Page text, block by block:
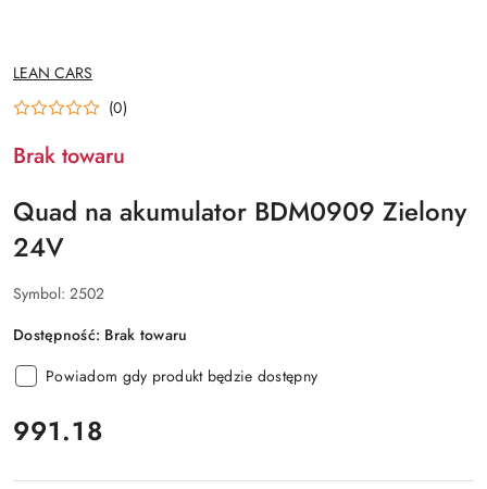
NAZWA
PRODUCENTA:
LEAN CARS
(0)
Brak towaru
Quad na akumulator BDM0909 Zielony
24V
Symbol: 2502
Dostępność: Brak towaru
Powiadom gdy produkt będzie dostępny
cena:
991.18